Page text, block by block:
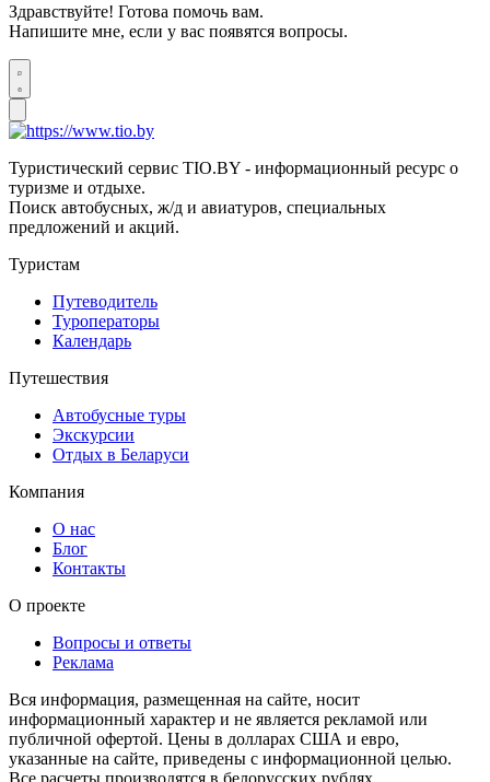
Здравствуйте! Готова помочь вам.
Напишите мне, если у вас появятся вопросы.
Туристический сервис TIO.BY - информационный ресурс о
туризме и отдыхе.
Поиск автобусных, ж/д и авиатуров, специальных
предложений и акций.
Туристам
Путеводитель
Туроператоры
Календарь
Путешествия
Автобусные туры
Экскурсии
Отдых в Беларуси
Компания
О нас
Блог
Контакты
О проекте
Вопросы и ответы
Реклама
Вся информация, размещенная на сайте, носит
информационный характер и не является рекламой или
публичной офертой. Цены в долларах США и евро,
указанные на сайте, приведены с информационной целью.
Все расчеты производятся в белорусских рублях.